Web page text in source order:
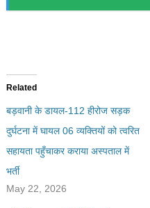
Related
बड़वानी के डायल-112 हीरोज सड़क
दुर्घटना में घायल 06 व्यक्तियों को त्वरित
सहायता पहुँचाकर कराया अस्पताल में
भर्ती
May 22, 2026